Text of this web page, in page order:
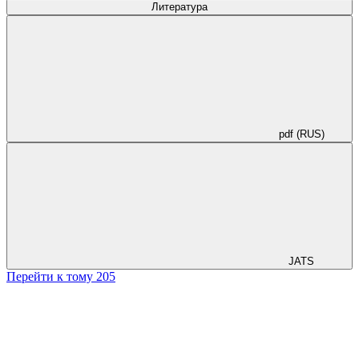
Литература
pdf (RUS)
JATS
Перейти к тому 205